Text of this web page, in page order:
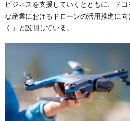
ビジネスを支援していくとともに、ド
な産業におけるドローンの活用推進に
く」と説明している。